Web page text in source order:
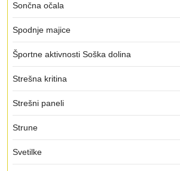
Sončna očala
Spodnje majice
Športne aktivnosti Soška dolina
Strešna kritina
Strešni paneli
Strune
Svetilke